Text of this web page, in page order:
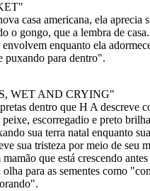
casa americana, ela aprecia
o gongo, que a lembra de
enquanto ela
puxando para dentro".
WET AND CRYING"
dentro que H A descreve
escorregadio e preto
sua terra natal enquanto sua
sua tristeza por meio de seu
que está crescendo antes
para as sementes como